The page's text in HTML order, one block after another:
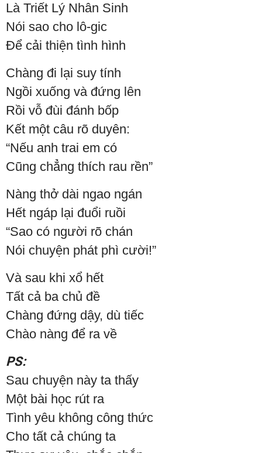
Là Triết Lý Nhân Sinh
Nói sao cho lô-gic
Để cải thiện tình hình
Chàng đi lại suy tính
Ngồi xuống và đứng lên
Rồi vỗ đùi đánh bốp
Kết một câu rõ duyên:
“Nếu anh trai em có
Cũng chẳng thích rau rền”
Nàng thở dài ngao ngán
Hết ngáp lại đuổi ruồi
“Sao có người rõ chán
Nói chuyện phát phì cười!”
Và sau khi xổ hết
Tất cả ba chủ đề
Chàng đứng dậy, dù tiếc
Chào nàng để ra về
PS:
Sau chuyện này ta thấy
Một bài học rút ra
Tình yêu không công thức
Cho tất cả chúng ta